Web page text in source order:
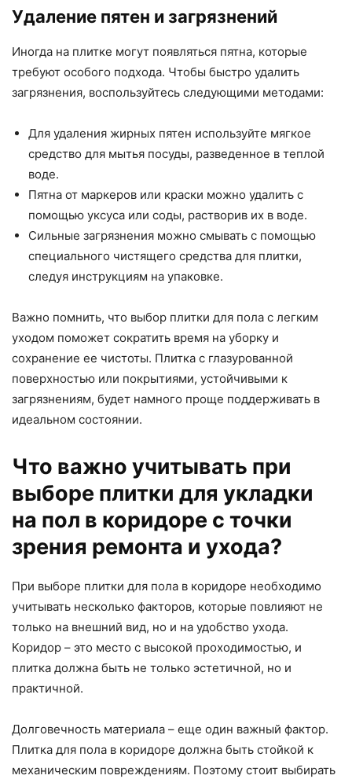
Удаление пятен и загрязнений
Иногда на плитке могут появляться пятна, которые
требуют особого подхода. Чтобы быстро удалить
загрязнения, воспользуйтесь следующими методами:
Для удаления жирных пятен используйте мягкое
средство для мытья посуды, разведенное в теплой
воде.
Пятна от маркеров или краски можно удалить с
помощью уксуса или соды, растворив их в воде.
Сильные загрязнения можно смывать с помощью
специального чистящего средства для плитки,
следуя инструкциям на упаковке.
Важно помнить, что выбор плитки для пола с легким
уходом поможет сократить время на уборку и
сохранение ее чистоты. Плитка с глазурованной
поверхностью или покрытиями, устойчивыми к
загрязнениям, будет намного проще поддерживать в
идеальном состоянии.
Что важно учитывать при
выборе плитки для укладки
на пол в коридоре с точки
зрения ремонта и ухода?
При выборе плитки для пола в коридоре необходимо
учитывать несколько факторов, которые повлияют не
только на внешний вид, но и на удобство ухода.
Коридор – это место с высокой проходимостью, и
плитка должна быть не только эстетичной, но и
практичной.
Долговечность материала – еще один важный фактор.
Плитка для пола в коридоре должна быть стойкой к
механическим повреждениям. Поэтому стоит выбирать